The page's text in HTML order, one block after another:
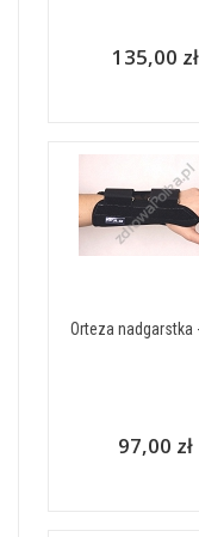
135,00 zł
Orteza nadgarstka
97,00 zł